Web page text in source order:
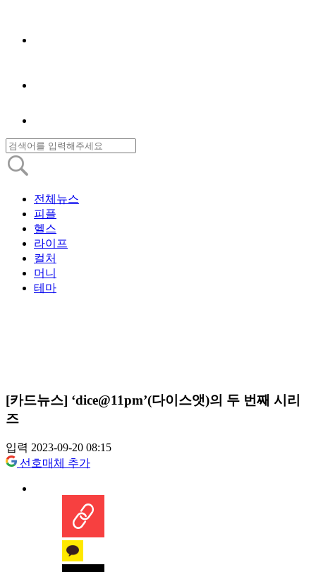
전체뉴스
피플
헬스
라이프
컬처
머니
테마
[카드뉴스] ‘dice@11pm’(다이스앳)의 두 번째 시리
즈
입력 2023-09-20 08:15
선호매체 추가